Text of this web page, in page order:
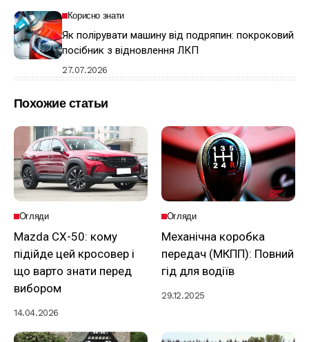
Корисно знати
Як полірувати машину від подряпин: покроковий
посібник з відновлення ЛКП
27.07.2026
Похожие статьи
Огляди
Mazda CX-50: кому
підійде цей кросовер і
що варто знати перед
вибором
14.04.2026
Огляди
Механічна коробка
передач (МКПП): Повний
гід для водіїв
29.12.2025